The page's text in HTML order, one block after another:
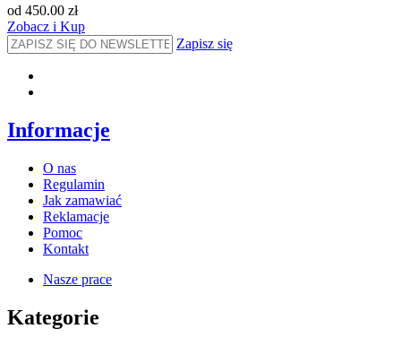
od 450.00 zł
Zobacz i Kup
Zapisz się
Informacje
O nas
Regulamin
Jak zamawiać
Reklamacje
Pomoc
Kontakt
Nasze prace
Kategorie